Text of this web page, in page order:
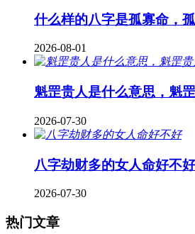
什么样的八字是孤寡命，
2026-08-01
魁罡贵人是什么意思，魁
2026-07-30
八字劫财多的女人命好不好
2026-07-30
热门文章